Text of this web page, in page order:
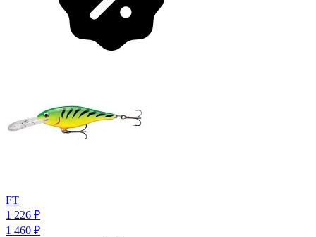
FT
1 226 ₽
1 460 ₽